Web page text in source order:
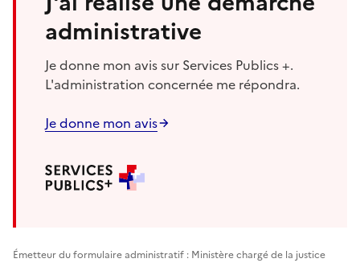
administrative
Je donne mon avis sur Services Publics +.
L'administration concernée me répondra.
Je donne mon avis
Émetteur du formulaire administratif : Ministère chargé de la justice